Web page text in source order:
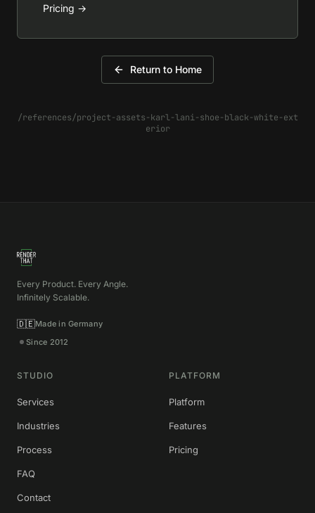
Pricing →
Return to Home
/references/project-assets-karl-lani-shoe-black-white-ext
erior
Every Product. Every Angle.
Infinitely Scalable.
🇩🇪Made in Germany
Since 2012
STUDIO
Services
Industries
Process
FAQ
Contact
PLATFORM
Platform
Features
Pricing